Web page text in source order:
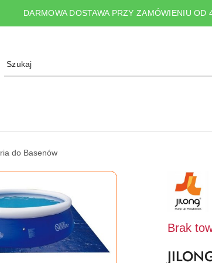
DARMOWA DOSTAWA PRZY ZAMÓWIENIU OD
do Basenów
NAZWA
JILONG
Brak